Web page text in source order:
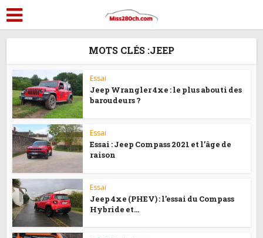
MOTS CLÉS :JEEP
Essai
Jeep Wrangler 4xe : le plus abouti des
baroudeurs ?
Essai
Essai : Jeep Compass 2021 et l’âge de
raison
Essai
Jeep 4xe (PHEV) : l’essai du Compass
Hybride et...